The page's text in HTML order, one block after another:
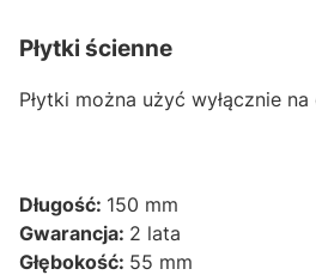
Płytki ścienne
Płytki można użyć wyłącznie na
Długość: 150 mm
Gwarancja: 2 lata
Głębokość: 55 mm